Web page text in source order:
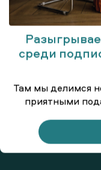
среди
Там мы делимся
приятными